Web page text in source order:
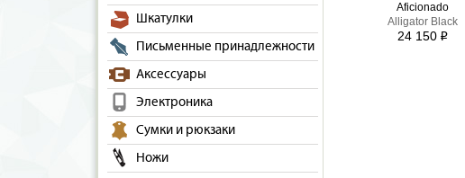
Шкатулки
Письменные принадлежности
Аксессуары
Электроника
Сумки и рюкзаки
Ножи
Aficionado
Alligator Black
24 150 i